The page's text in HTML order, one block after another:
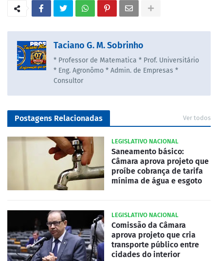
Taciano G. M. Sobrinho
* Professor de Matematica * Prof. Universitário
* Eng. Agronômo * Admin. de Empresas *
Consultor
Postagens Relacionadas Ver todos
LEGISLATIVO NACIONAL
Saneamento básico:
Câmara aprova projeto que
proíbe cobrança de tarifa
mínima de água e esgoto
LEGISLATIVO NACIONAL
Comissão da Câmara
aprova projeto que cria
transporte público entre
cidades do interior